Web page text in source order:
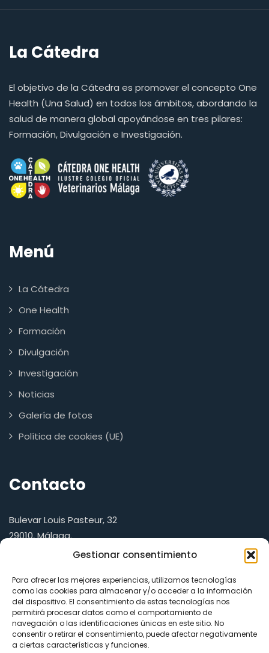
Gestionar consentimiento
Para ofrecer las mejores experiencias, utilizamos tecnologías
como las cookies para almacenar y/o acceder a la información
del dispositivo. El consentimiento de estas tecnologías nos
permitirá procesar datos como el comportamiento de
navegación o las identificaciones únicas en este sitio. No
consentir o retirar el consentimiento, puede afectar negativamente
a ciertas características y funciones.
La Cátedra
El objetivo de la Cátedra es promover el concepto One
Health (Una Salud) en todos los ámbitos, abordando la
salud de manera global apoyándose en tres pilares:
Formación, Divulgación e Investigación.
Menú
La Cátedra
One Health
Formación
Divulgación
Investigación
Noticias
Galería de fotos
Política de cookies (UE)
Contacto
Bulevar Louis Pasteur, 32
29010, Málaga.
E-mail:
emmanzanares@uma.es
Website:
https://catedraonehealth.es
Política de Privacidad
Política de Cookies